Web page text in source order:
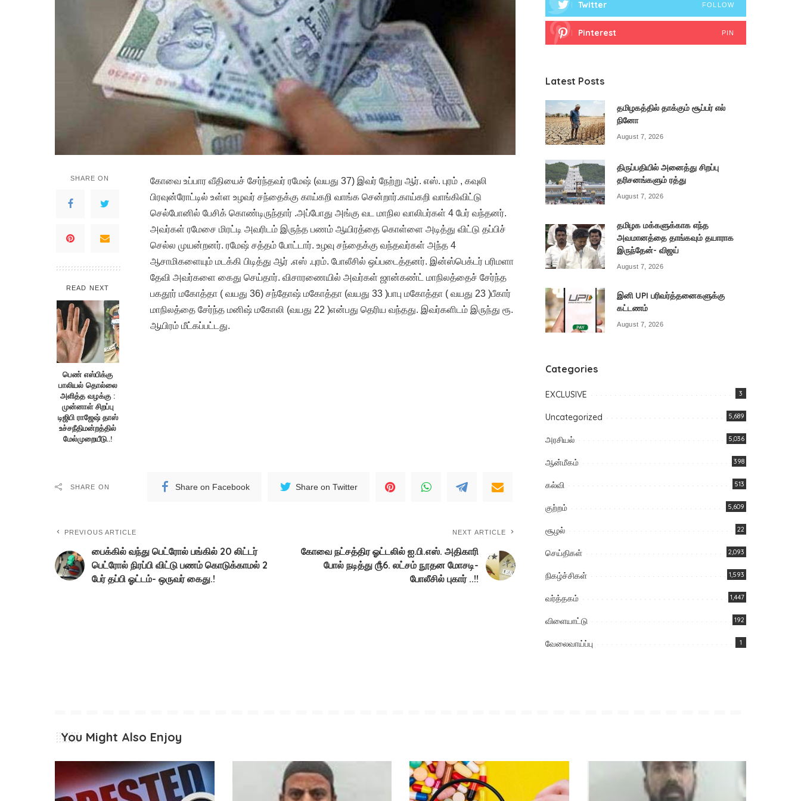
SHARE ON
READ NEXT
பெண் எஸ்பிக்கு
பாலியல் தொல்லை
அளித்த வழக்கு :
முன்னாள் சிறப்பு
டிஜிபி ராஜேஷ் தாஸ்
உச்சநீதிமன்றத்தில்
மேல்முறையீடு..!
கோவை உப்பார வீதியைச் சேர்ந்தவர் ரமேஷ் (வயது 37) இவர் நேற்று ஆர். எஸ். புரம் , கவுலி
பிரவுன்ரோட்டில் உள்ள உழவர் சந்தைக்கு காய்கறி வாங்க சென்றார்.காய்கறி வாங்கிவிட்டு
செல்போனில் பேசிக் கொண்டிருந்தார் .அப்போது அங்கு வட மாநில வாலிபர்கள் 4 பேர் வந்தனர்.
அவர்கள் ரமேசை மிரட்டி அவரிடம் இருந்த பணம் ஆயிரத்தை கொள்ளை அடித்து விட்டு தப்பிச்
செல்ல முயன்றனர். ரமேஷ் சத்தம் போட்டார். உழவு சந்தைக்கு வந்தவர்கள் அந்த 4
ஆசாமிகளையும் மடக்கி பிடித்து ஆர் .எஸ் .புரம். போலீசில் ஒப்படைத்தனர். இன்ஸ்பெக்டர் பரிமளா
தேவி அவர்களை கைது செய்தார். விசாரணையில் அவர்கள் ஜான்கண்ட் மாநிலத்தைச் சேர்ந்த
பகதூர் மகோத்தா ( வயது 36) சந்தோஷ் மகோத்தா (வயது 33 )பாபு மகோத்தா ( வயது 23 )பீகார்
மாநிலத்தை சேர்ந்த மனிஷ் மகோலி (வயது 22 )என்பது தெரிய வந்தது. இவர்களிடம் இருந்து ரூ.
ஆயிரம் மீட்கப்பட்டது.
SHARE ON Share on Facebook Share on Twitter
PREVIOUS ARTICLE
பைக்கில் வந்து பெட்ரோல் பங்கில் 20 லிட்டர்
பெட்ரோல் நிரப்பி விட்டு பணம் கொடுக்காமல் 2
பேர் தப்பி ஓட்டம்- ஒருவர் கைது.!
NEXT ARTICLE
கோவை நட்சத்திர ஓட்டலில் ஐ.பி.எஸ். அதிகாரி
போல் நடித்து ௹6. லட்சம் நூதன மோசடி-
போலீசில் புகார் ..!!
Twitter FOLLOW
Pinterest PIN
Latest Posts
தமிழகத்தில் தாக்கும் சூப்பர் எல்
நினோ
August 7, 2026
திருப்பதியில் அனைத்து சிறப்பு
தரிசனங்களும் ரத்து
August 7, 2026
தமிழக மக்களுக்காக எந்த
அவமானத்தை தாங்கவும் தயாராக
இருந்தேன்- விஜய்
August 7, 2026
இனி UPI பரிவர்த்தனைகளுக்கு
கட்டணம்
August 7, 2026
Categories
EXCLUSIVE 3
Uncategorized 5,689
அரசியல் 5,036
ஆன்மீகம் 398
கல்வி 513
குற்றம் 5,609
சூழல் 22
செய்திகள் 2,093
நிகழ்ச்சிகள் 1,593
வர்த்தகம் 1,447
விளையாட்டு 192
வேலைவாய்ப்பு 1
You Might Also Enjoy